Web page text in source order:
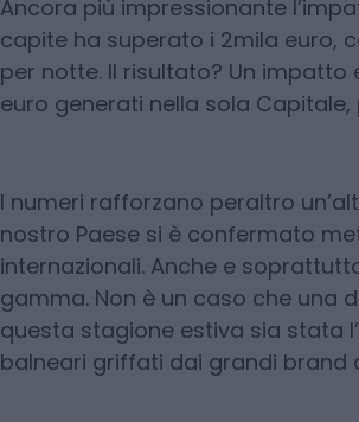
internazionale delloshopping
incremento straordinario: oltre
specifico, con unacrescita del
Ancora più impressionante
euro generati nella sola
I numeri rafforzano peraltro
nostro Paese si è confermato
internazionali. Anche e
gamma. Non è un caso che una